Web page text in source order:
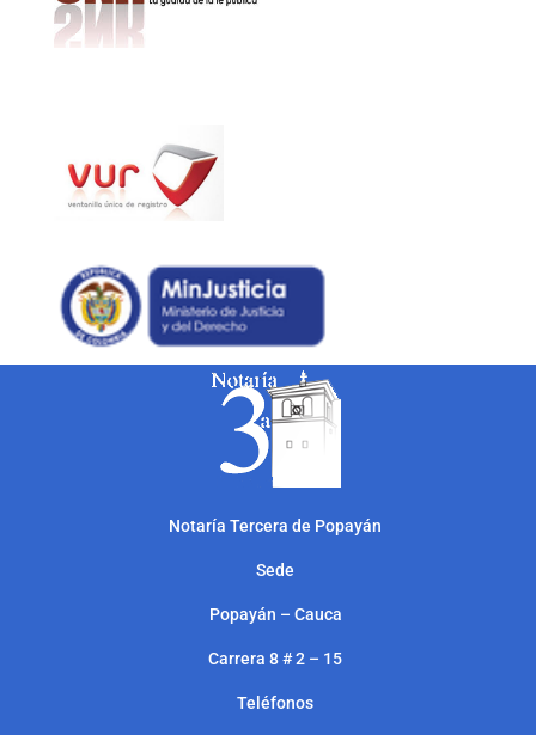
Notaría Tercera de Popayán
Sede
Popayán – Cauca
Carrera 8 # 2 – 15
Teléfonos